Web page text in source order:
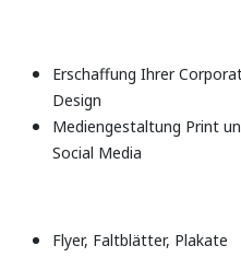
Erschaffung Ihrer
Design
Mediengestaltung Print
Social Media
Flyer, Faltblätter, Plakate